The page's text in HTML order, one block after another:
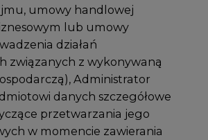
umowy handlowej
lub umowy
działań
związanych z wykonywaną
Administrator
danych szczegółowe
przetwarzania jego
w momencie zawierania